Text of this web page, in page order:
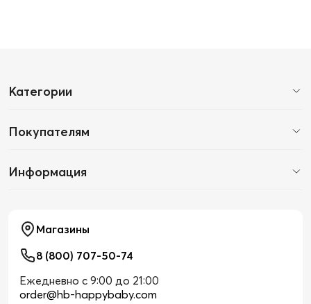
Категории
Покупателям
Информация
Магазины
8 (800) 707-50-74
Ежедневно с 9:00 до 21:00
order@hb-happybaby.com